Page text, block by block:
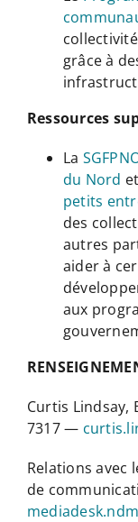
grâce à
Ressources
La
du Nord
petits
des
autres
aider à
aux
Curtis
7317 —
Relations avec
de